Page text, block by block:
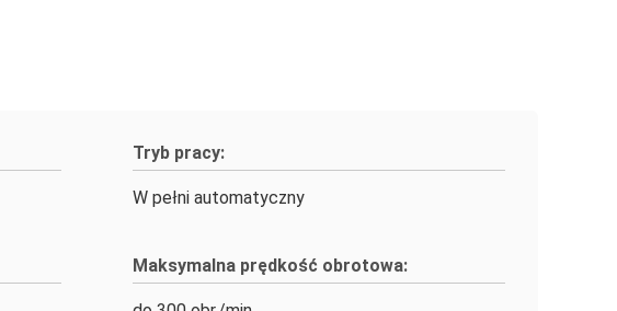
Tryb pracy:
W pełni automatyczny
Maksymalna prędkość obrotowa: